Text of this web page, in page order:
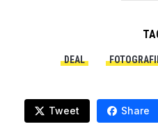
DEAL
Tweet Share